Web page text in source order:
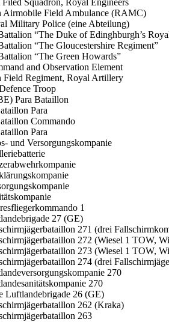
Filed Squadron, Royal Engineers
Airmobile Field Ambulance (RAMC)
Military Police (eine Abteilung)
“The Duke of Edinghburgh’s
“The Gloucestershire Regiment”
“The Green Howards”
and Observation Element
Field Regiment, Royal Artillery
Troop
Para Bataillon
Para
Commando
Para
und Versorgungskompanie
1
27 (GE)
271 (drei
272 (Wiesel 1 TOW,
273 (Wiesel 1 TOW,
274 (drei
270
270
Luftlandebrigade 26 (GE)
262 (Kraka)
263